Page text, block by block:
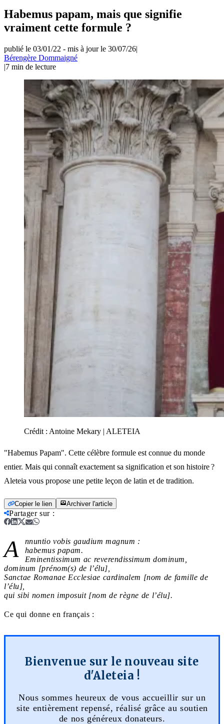
Habemus papam, mais que signifie
vraiment cette formule ?
publié le 03/01/22 - mis à jour le 30/07/26|
Bérengère Dommaigné
|7 min de lecture
Crédit : Antoine Mekary | ALETEIA
"Habemus Papam". Cette célèbre formule est connue du monde
entier. Mais qui connaît exactement sa signification et son histoire ?
Aleteia vous propose une petite leçon de latin et de tradition.
Copier le lien Archiver l'article
Partager sur:
A
nnuntio vobis gaudium magnum :
habemus papam.
Eminentissimum ac reverendissimum dominum,
dominum [prénom(s) de l’élu],
Sanctae Romanae Ecclesiae cardinalem [nom de famille de
l’élu],
qui sibi nomen imposuit [nom de règne de l’élu].
Ce qui donne en français :
Bienvenue sur le nouveau site
d'Aleteia !
Nous sommes heureux de vous accueillir sur un
site entièrement repensé, réalisé grâce au soutien
de nos généreux donateurs.